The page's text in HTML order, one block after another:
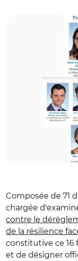
Composée de 71
chargée
contre le
de la résilience
constitutive ce 16
et de désigner